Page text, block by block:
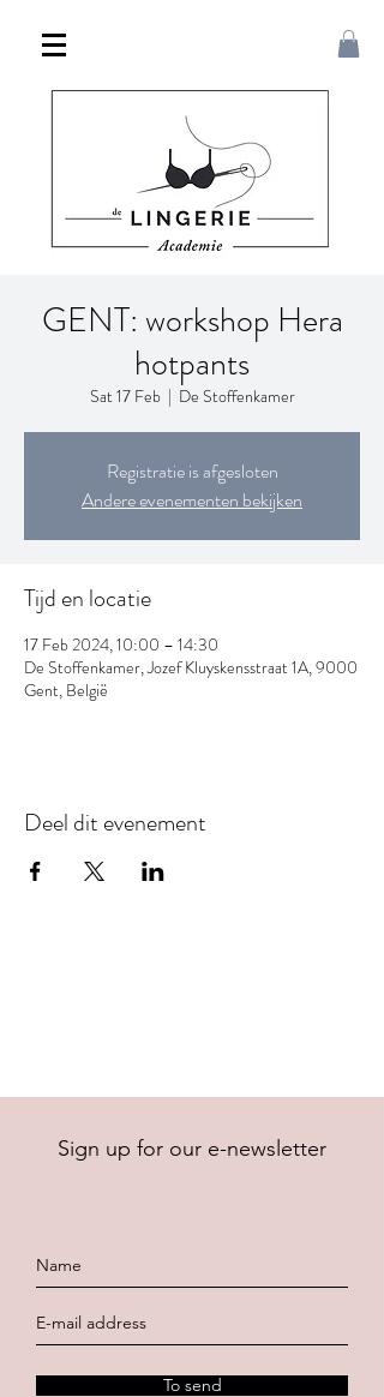
GENT: workshop Hera
hotpants
Sat 17 Feb
  |
De Stoffenkamer
Registratie is afgesloten
Andere evenementen bekijken
Tijd en locatie
17 Feb 2024, 10:00 – 14:30
De Stoffenkamer, Jozef Kluyskensstraat 1A, 9000
Gent, België
Deel dit evenement
Sign up for our e-newsletter
To send